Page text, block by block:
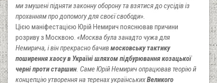
ми змушені підняти законну оборону та взятися до сусідів із
проханням про допомогу для своєї свободи».
Цією маніфестацією Юрій Немирич пояснював причини
розриву з Москвою. «Москва була занадто чужа для
Немирича, і він прекрасно бачивмосковську тактику
поширення хаосу в Україні шляхом підбурювання козацької
черні проти старшин. Саме Юрій Немирич опрацював теорію й
концепцію утворення на теренах українськихВеликого